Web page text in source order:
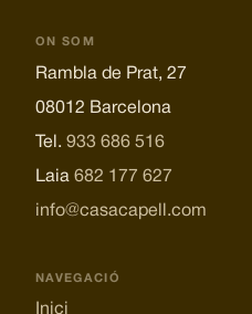
ON SOM
Rambla de Prat, 27
08012 Barcelona
Tel. 933 686 516
Laia 682 177 627
info@casacapell.com
NAVEGACIÓ
Inici